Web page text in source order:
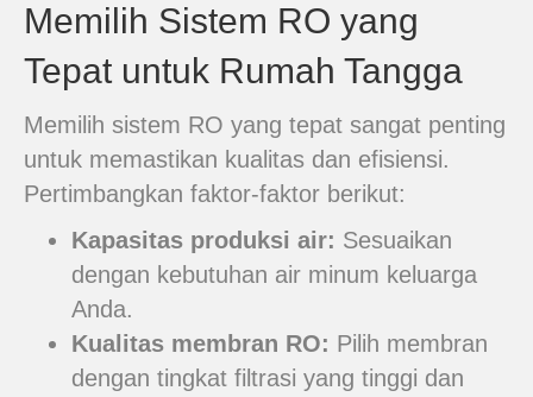
Memilih Sistem RO yang
Tepat untuk Rumah Tangga
Memilih sistem RO yang tepat sangat penting
untuk memastikan kualitas dan efisiensi.
Pertimbangkan faktor-faktor berikut:
Kapasitas produksi air: Sesuaikan
dengan kebutuhan air minum keluarga
Anda.
Kualitas membran RO: Pilih membran
dengan tingkat filtrasi yang tinggi dan